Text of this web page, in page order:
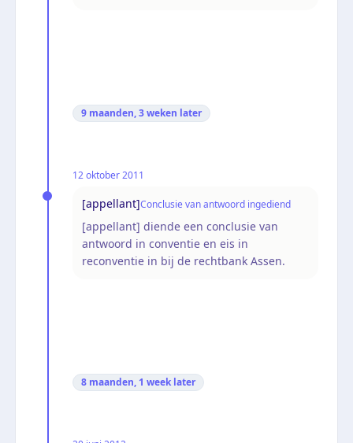
9 maanden, 3 weken later
12 oktober 2011
[appellant]Conclusie van antwoord ingediend
[appellant] diende een conclusie van
antwoord in conventie en eis in
reconventie in bij de rechtbank Assen.
8 maanden, 1 week later